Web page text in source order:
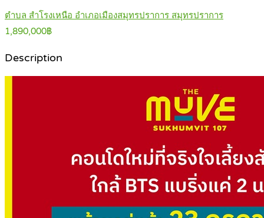
ตำบล สำโรงเหนือ อำเภอเมืองสมุทรปราการ สมุทรปราการ
1,890,000฿
Description